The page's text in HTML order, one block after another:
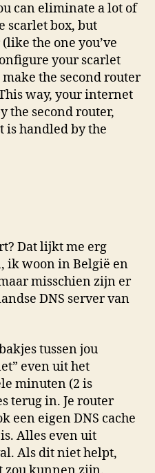
can eliminate a lot of
scarlet box, but
the one you’ve
your scarlet
the second router
way, your internet
the second router,
is handled by the
Dat lijkt me erg
ik woon in België en
misschien zijn er
DNS server van
tussen jou
even uit het
minuten (2 is
terug in. Je router
een eigen DNS cache
Alles even uit
Als dit niet helpt,